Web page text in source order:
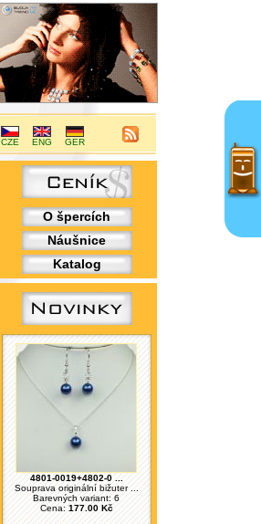
CZE ENG GER
O špercích
Náušnice
Katalog
4801-0019+4802-0 ...
Souprava originální bižuter ...
Barevných variant: 6
Cena: 177.00 Kč